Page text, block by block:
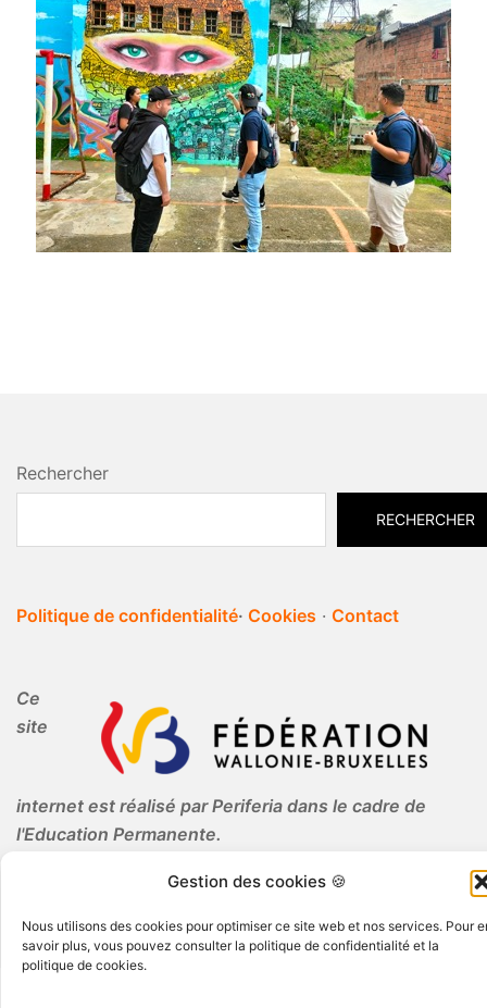
Gestion des cookies 🍪
Nous utilisons des cookies pour optimiser ce site web et nos services. Pour
savoir plus, vous pouvez consulter la politique de confidentialité et la
politique de cookies.
Rechercher
RECHERCHER
Politique de confidentialité· Cookies · Contact
Ce
site
internet est réalisé par Periferia dans le cadre de
l'Education Permanente.